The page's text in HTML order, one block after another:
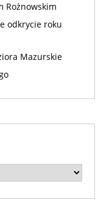
Rożnowskim
odkrycie roku
Mazurskie